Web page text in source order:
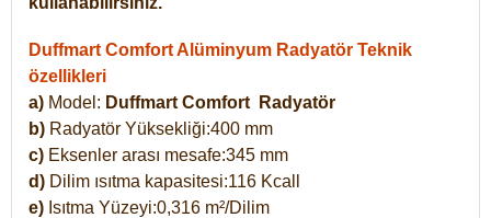
Duffmart Comfort Alüminyum Radyatör Teknik
özellikleri
a) Model: Duffmart Comfort
Radyatör
b) Radyatör Yüksekliği:400 mm
c) Eksenler arası mesafe:345 mm
d) Dilim ısıtma kapasitesi:116 Kcall
e) Isıtma Yüzeyi:0,316 m²/Dilim